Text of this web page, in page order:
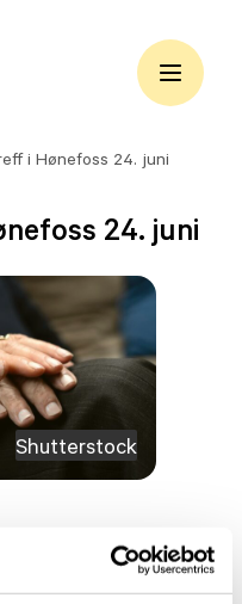
i Hønefoss 24. juni
24. juni
Shutterstock
inn i juni, og